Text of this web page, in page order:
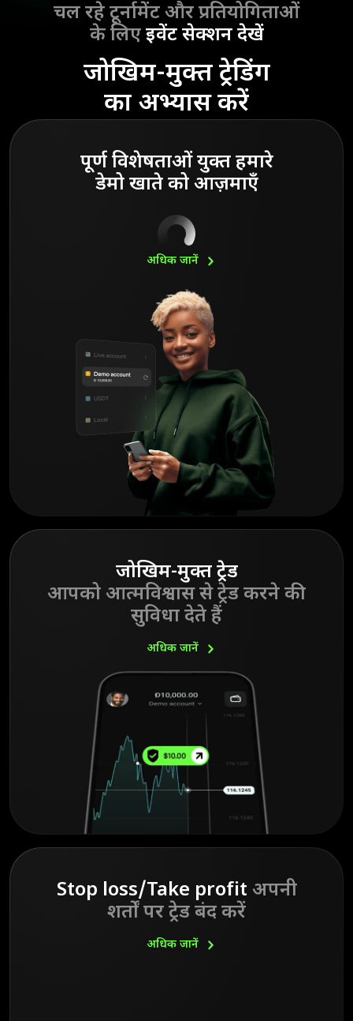
चल रहे टूर्नामेंट और प्रतियोगिताओं
के लिएइवेंट सेक्शन देखें
जोखिम-मुक्त ट्रेडिंग
का अभ्यास करें
पूर्ण विशेषताओं युक्त हमारे
डेमो खाते को आज़माएँ
अधिक जानें
जोखिम-मुक्त ट्रेड
आपको आत्मविश्वास से ट्रेड करने की
सुविधा देते हैं
अधिक जानें
Stop loss/Take profit अपनी
शर्तों पर ट्रेड बंद करें
अधिक जानें